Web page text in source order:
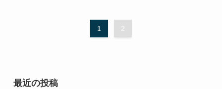
1 2
最近の投稿